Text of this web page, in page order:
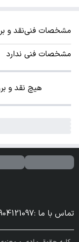
مشخصات فنینقد و
مشخصات فنی ندارد
هیچ نقد و
تماس با ما :